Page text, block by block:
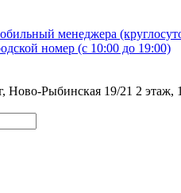
менеджера
номер (с 10:00 до 19:00)
Ново-Рыбинская 19/21 2 этаж,